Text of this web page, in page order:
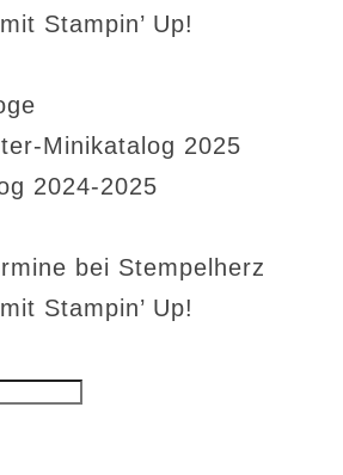
Stampin’ Up!
Minikatalog 2025
2024-2025
bei Stempelherz
Stampin’ Up!